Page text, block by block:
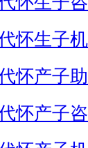
怀生子
怀产子
怀产子